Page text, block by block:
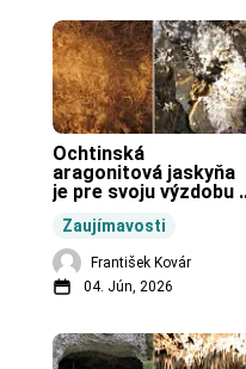
Zaujímavosti
Ochtinská
aragonitová jaskyňa
je pre svoju výzdobu
vo svete.
František Kovár
04. Jún, 2026